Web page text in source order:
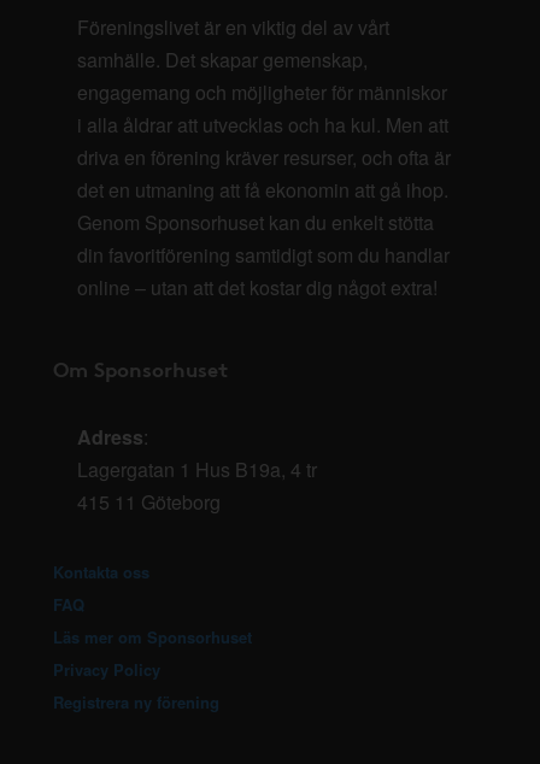
Föreningslivet är en viktig del av vårt
samhälle. Det skapar gemenskap,
engagemang och möjligheter för människor
i alla åldrar att utvecklas och ha kul. Men att
driva en förening kräver resurser, och ofta är
det en utmaning att få ekonomin att gå ihop.
Genom Sponsorhuset kan du enkelt stötta
din favoritförening samtidigt som du handlar
online – utan att det kostar dig något extra!
Om Sponsorhuset
Adress:
Lagergatan 1 Hus B19a, 4 tr
415 11 Göteborg
Kontakta oss
FAQ
Läs mer om Sponsorhuset
Privacy Policy
Registrera ny förening